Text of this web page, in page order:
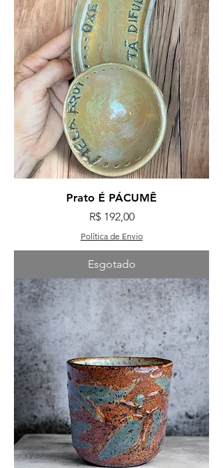
Prato É PÁCUMÊ
Preço
R$ 192,00
Política de Envio
Esgotado